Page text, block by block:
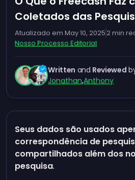
Coletados das
Atualizado em May 10, 20252min
Nosso Processo Editorial
Written and Reviewed
Jonathan,Anthony
Seus dados são usados
correspondência de
compartilhados além dos
pesquisa.